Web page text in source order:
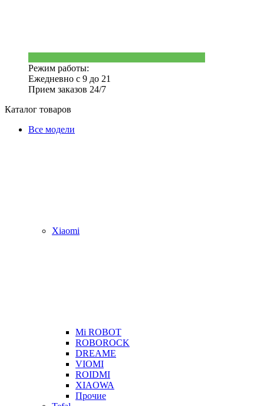
Режим работы:
Ежедневно с 9 до 21
Прием заказов 24/7
Каталог товаров
Все модели
Xiaomi
Mi ROBOT
ROBOROCK
DREAME
VIOMI
ROIDMI
XIAOWA
Прочие